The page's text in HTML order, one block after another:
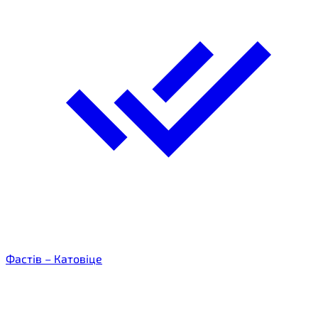
Фастів – Катовіце